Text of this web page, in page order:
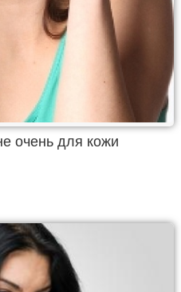
очень для кожи